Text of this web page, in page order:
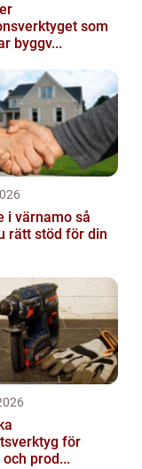
som
byggv...
värnamo så
rätt stöd för din
för
prod...